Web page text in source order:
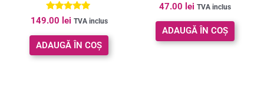
Evaluat la
5.00
din 5
149.00 lei TVA inclus
ADAUGĂ ÎN COȘ
47.00 lei TVA inclus
ADAUGĂ ÎN COȘ